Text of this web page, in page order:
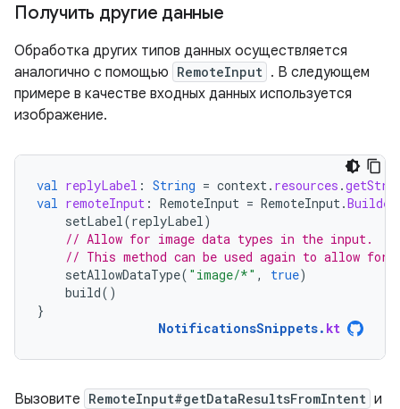
Получить другие данные
Обработка других типов данных осуществляется
аналогично с помощью RemoteInput . В следующем
примере в качестве входных данных используется
изображение.
val replyLabel : String = context . resources .
val remoteInput : RemoteInput = RemoteInput .Builder
setLabel (replyLabel )
// Allow for image data types in the input.
// This method can be used again to allow for
setAllowDataType( "image/*" , true)
build()
}
NotificationsSnippets. kt
Вызовите RemoteInput#getDataResultsFromIntent и